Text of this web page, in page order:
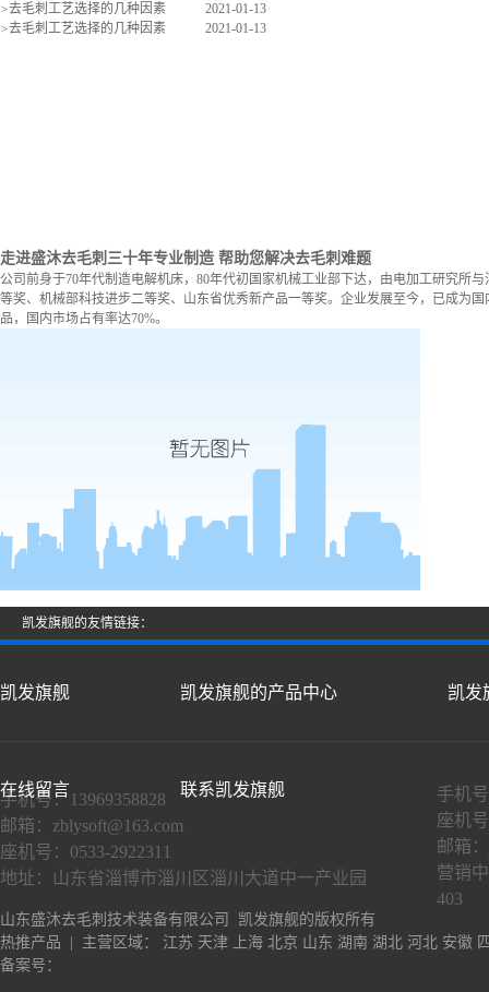
2021-01-13
>去毛刺工艺选择的几种因素
2021-01-13
>去毛刺工艺选择的几种因素
走进盛沐去毛刺 三十年专业制造 帮助您解决去毛刺难题
公司前身于70年代制造电解机床，80年代初国家机械工业部下达，由电加工研究所
等奖、机械部科技进步二等奖、山东省优秀新产品一等奖。企业发展至今，已成为
品，国内市场占有率达70%。
凯发旗舰的友情链接：
凯发旗舰 凯发旗舰的产品中心 凯发
在线留言 联系凯发旗舰
手机号：13969358828
邮箱： zblysoft@163.com
座机号：0533-2922311
地址：山东省淄博市淄川区淄川大道中一产业园
手机
座机
邮箱：
营销
403
山东盛沐去毛刺技术装备有限公司 凯发旗舰的版权所有
热推产品 | 主营区域： 江苏 天津 上海 北京 山东 湖南 湖北 河北 安徽
备案号：